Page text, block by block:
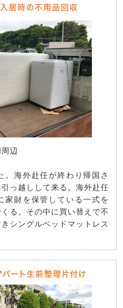
居時の不用品回収
辺
。海外赴任が終わり帰国さ
っ越しして来る。海外赴任
家財を保管している一式を
る。その中に買い替えで不
シングルベッドマットレス
ート生前整理片付け